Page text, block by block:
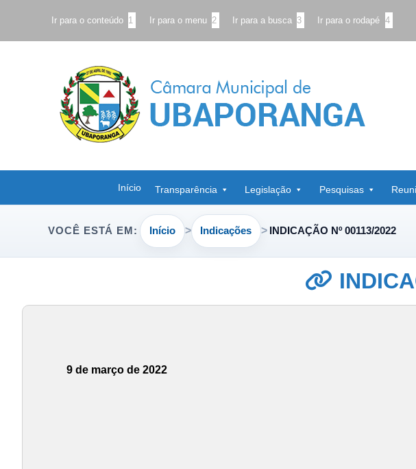
Ir para o conteúdo 1 Ir para o menu 2 Ir para a busca 3 Ir para o rodapé 4
Início Transparência Legislação Pesquisas
VOCÊ ESTÁ EM: Início Indicações INDICAÇÃO Nº 00113/2022
9 de março de 2022